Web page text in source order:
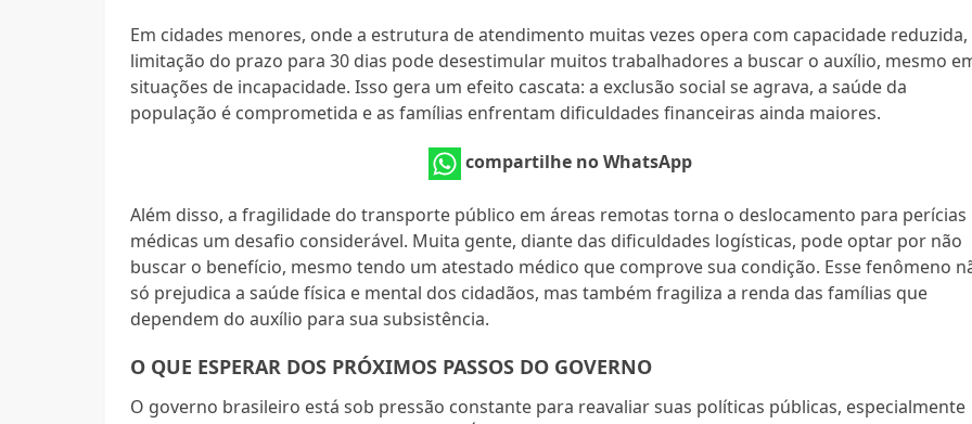
Em cidades menores, onde a estrutura de atendimento muitas vezes opera com capacidade reduzida,
limitação do prazo para 30 dias pode desestimular muitos trabalhadores a buscar o auxílio, mesmo
situações de incapacidade. Isso gera um efeito cascata: a exclusão social se agrava, a saúde da
população é comprometida e as famílias enfrentam dificuldades financeiras ainda maiores.
compartilhe no WhatsApp
Além disso, a fragilidade do transporte público em áreas remotas torna o deslocamento para perícias
médicas um desafio considerável. Muita gente, diante das dificuldades logísticas, pode optar por não
buscar o benefício, mesmo tendo um atestado médico que comprove sua condição. Esse fenômeno
só prejudica a saúde física e mental dos cidadãos, mas também fragiliza a renda das famílias que
dependem do auxílio para sua subsistência.
O QUE ESPERAR DOS PRÓXIMOS PASSOS DO GOVERNO
O governo brasileiro está sob pressão constante para reavaliar suas políticas públicas, especialmente